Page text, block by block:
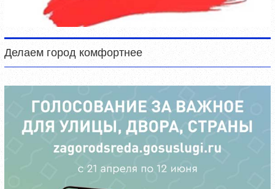
Делаем город комфортнее